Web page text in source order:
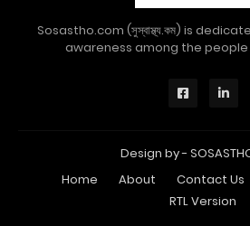
Sosastho.com (সুস্বাস্থ্য.কম) is
awareness among the
Design by -
Home
About Contact Us
RTL Version